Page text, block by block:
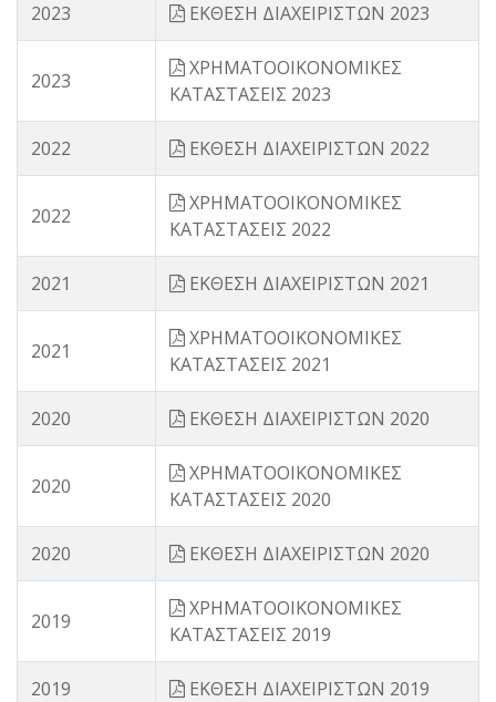
2023 ΕΚΘΕΣΗ ΔΙΑΧΕΙΡΙΣΤΩΝ 2023
2023
ΧΡΗΜΑΤΟΟΙΚΟΝΟΜΙΚΕΣ
ΚΑΤΑΣΤΑΣΕΙΣ 2023
2022 ΕΚΘΕΣΗ ΔΙΑΧΕΙΡΙΣΤΩΝ 2022
2022
ΧΡΗΜΑΤΟΟΙΚΟΝΟΜΙΚΕΣ
ΚΑΤΑΣΤΑΣΕΙΣ 2022
2021 ΕΚΘΕΣΗ ΔΙΑΧΕΙΡΙΣΤΩΝ 2021
2021
ΧΡΗΜΑΤΟΟΙΚΟΝΟΜΙΚΕΣ
ΚΑΤΑΣΤΑΣΕΙΣ 2021
2020 ΕΚΘΕΣΗ ΔΙΑΧΕΙΡΙΣΤΩΝ 2020
2020
ΧΡΗΜΑΤΟΟΙΚΟΝΟΜΙΚΕΣ
ΚΑΤΑΣΤΑΣΕΙΣ 2020
2020 ΕΚΘΕΣΗ ΔΙΑΧΕΙΡΙΣΤΩΝ 2020
2019
ΧΡΗΜΑΤΟΟΙΚΟΝΟΜΙΚΕΣ
ΚΑΤΑΣΤΑΣΕΙΣ 2019
2019 ΕΚΘΕΣΗ ΔΙΑΧΕΙΡΙΣΤΩΝ 2019